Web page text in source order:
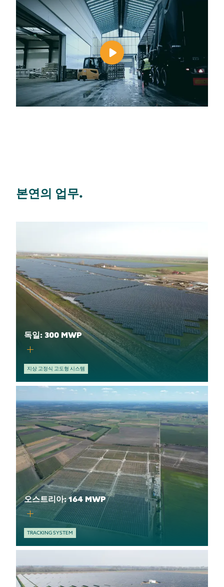
본연의 업무.
독일: 300 MWP
지상 고정식 고도형 시스템
오스트리아: 164 MWP
TRACKING SYSTEM